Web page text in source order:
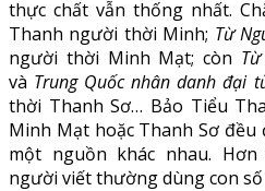
thực chất vẫn thống nhất.
Thanh người thời Minh; Từ
người thời Minh Mạt; còn
và Trung Quốc nhân danh đại
thời Thanh Sơ… Bảo Tiểu
Minh Mạt hoặc Thanh Sơ đều
một nguồn khác nhau.
người viết thường dùng con